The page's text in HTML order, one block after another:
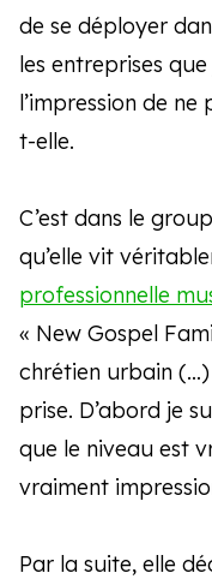
de se déployer
les entreprises
l’impression de
t-elle.
C’est dans le
qu’elle vit
professionnelle
« New Gospel
chrétien urbain
prise. D’abord je
que le niveau est
vraiment
Par la suite, elle